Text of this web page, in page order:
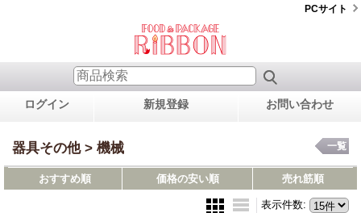
PCサイト
ログイン 新規登録 お問い合わせ
器具その他 > 機械 一覧
おすすめ順 価格の安い順 売れ筋順
表示件数: